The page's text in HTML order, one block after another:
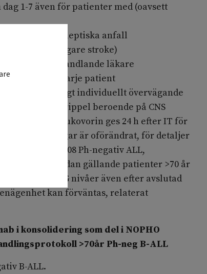
1-7 även för patienter med (oavsett
enstaka epileptiska anfall
(t.ex. efter tidigare stroke)
enligt behandlande läkare
för varje patient
eller enligt individuellt övervägande
MTX eller trippel beroende på CNS
cykel
. Leukovorin ges 24 h efter IT för
IT behandlingar är oförändrat, för detaljer
NOPHO ALL 2008 Ph-negativ ALL,
70 år samt nedan gällande patienter >70 år
övervaka IgG nivåer även efter avslutad
kan förväntas, relaterat
i konsolidering som del i NOPHO
>70år Ph-neg B-ALL
B-ALL.